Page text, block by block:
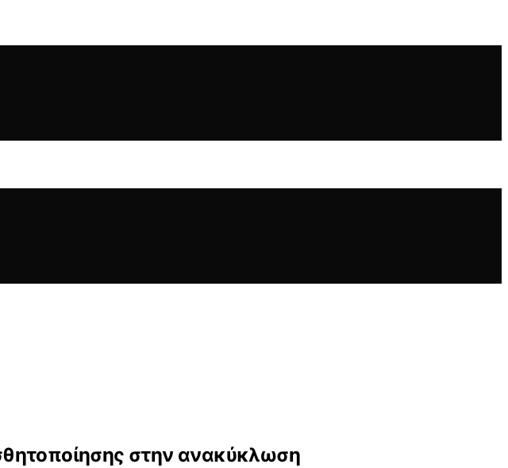
στην ανακύκλωση